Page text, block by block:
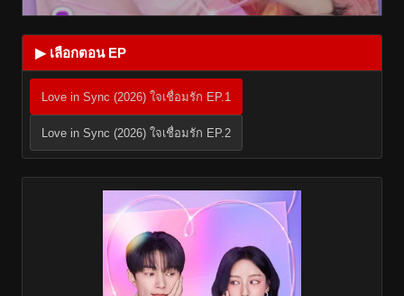
▶ เลือกตอน EP
Love in Sync (2026) ใจเชื่อมรัก EP.1
Love in Sync (2026) ใจเชื่อมรัก EP.2